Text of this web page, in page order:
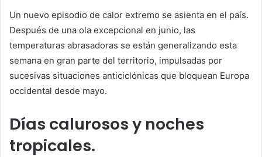
Un nuevo episodio de calor extremo se asienta en el país.
Después de una ola excepcional en junio, las
temperaturas abrasadoras se están generalizando esta
semana en gran parte del territorio, impulsadas por
sucesivas situaciones anticiclónicas que bloquean Europa
occidental desde mayo.
Días calurosos y noches
tropicales.